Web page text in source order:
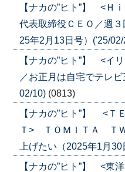
【ナカの”ヒト”】 <
代表取締役ＣＥＯ／週
25年2月13日号）('25/
【ナカの”ヒト”】 <イ
／お正月は自宅でテレ
02/10) (0813)
【ナカの”ヒト”】 <Ｔ
Ｔ> ＴＯＭＩＴＡ ＴＷ
上げたい（2025年1月
【ナカの”ヒト”】 <東